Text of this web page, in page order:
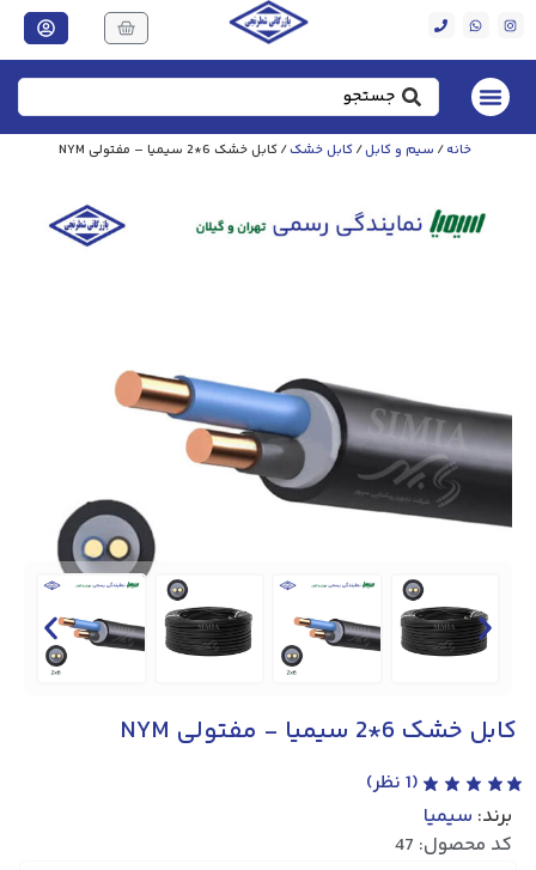
خانه/ سیم و کابل/کابل خشک/ کابل خشک 6*2 سیمیا – مفتولی NYM
کابل خشک 6*2 سیمیا - مفتولی NYM
(
1 نظر)
برند: سیمیا
کد محصول: 47